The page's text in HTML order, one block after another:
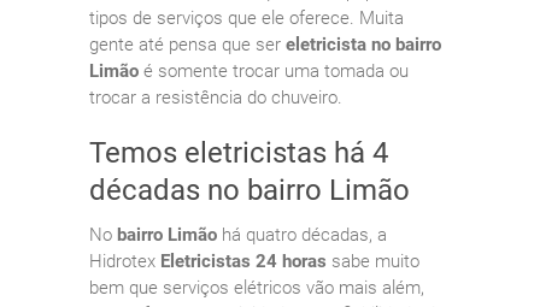
tipos de serviços que ele oferece. Muita
gente até pensa que ser eletricista no bairro
Limão é somente trocar uma tomada ou
trocar a resistência do chuveiro.
Temos eletricistas há 4
décadas no bairro Limão
No bairro Limão há quatro décadas, a
Hidrotex Eletricistas 24 horas sabe muito
bem que serviços elétricos vão mais além,